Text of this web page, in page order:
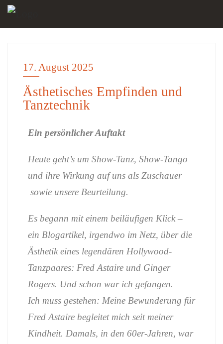
ALLGEMEIN
17. August 2025
Ästhetisches Empfinden und
Tanztechnik
Ein persönlicher Auftakt
Heute geht’s um Show-Tanz, Show-Tango
und ihre Wirkung auf uns als Zuschauer
sowie unsere Beurteilung.
Es begann mit einem beiläufigen Klick –
ein Blogartikel, irgendwo im Netz, über die
Ästhetik eines legendären Hollywood-
Tanzpaares: Fred Astaire und Ginger
Rogers. Und schon war ich gefangen.
Ich muss gestehen: Meine Bewunderung für
Fred Astaire begleitet mich seit meiner
Kindheit. Damals, in den 60er-Jahren, war